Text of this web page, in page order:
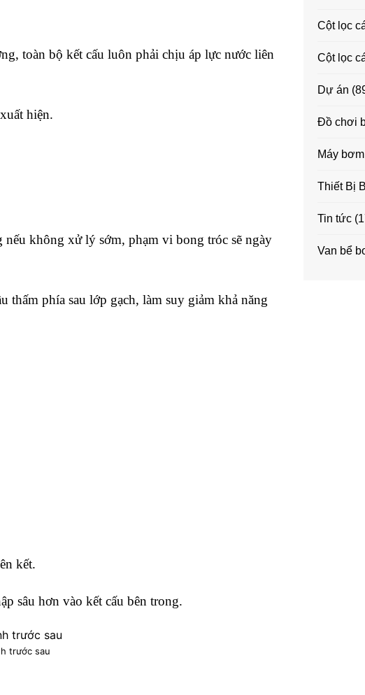
toàn bộ kết cấu luôn phải chịu áp lực nước liên
hiện.
không xử lý sớm, phạm vi bong tróc sẽ ngày
thấm phía sau lớp gạch, làm suy giảm khả năng
kết.
sâu hơn vào kết cấu bên trong.
trước sau
Cột lọc
Cột lọc
Dự án
Đồ chơi
Máy
Thiết Bị
Tin tức
Van bể